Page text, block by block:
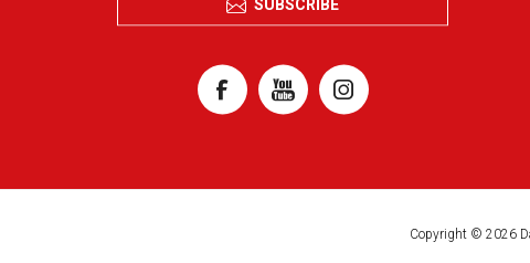
SUBSCRIBE
Copyright © 2026